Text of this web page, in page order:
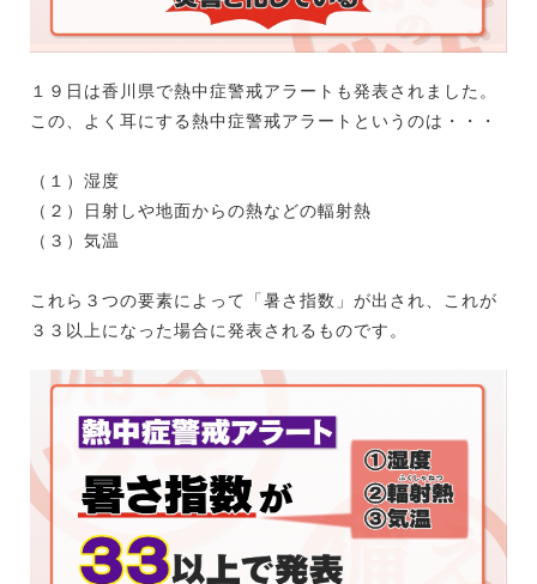
１９日は香川県で熱中症警戒アラートも発表されました。
この、よく耳にする熱中症警戒アラートというのは・・・
（１）湿度
（２）日射しや地面からの熱などの輻射熱
（３）気温
これら３つの要素によって「暑さ指数」が出され、これが
３３以上になった場合に発表されるものです。